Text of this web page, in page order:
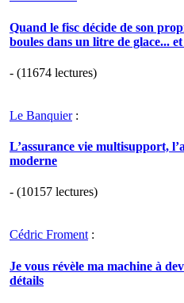
Quand le fisc décide de son
boules dans un litre de glace...
- (11674 lectures)
Le Banquier:
L’assurance vie multisupport,
moderne
- (10157 lectures)
Cédric Froment :
Je vous révèle ma machine à
détails